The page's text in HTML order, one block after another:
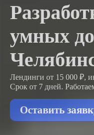
умных
Лендинги от 15 000 ₽,
Срок от 7 дней.
Оставить